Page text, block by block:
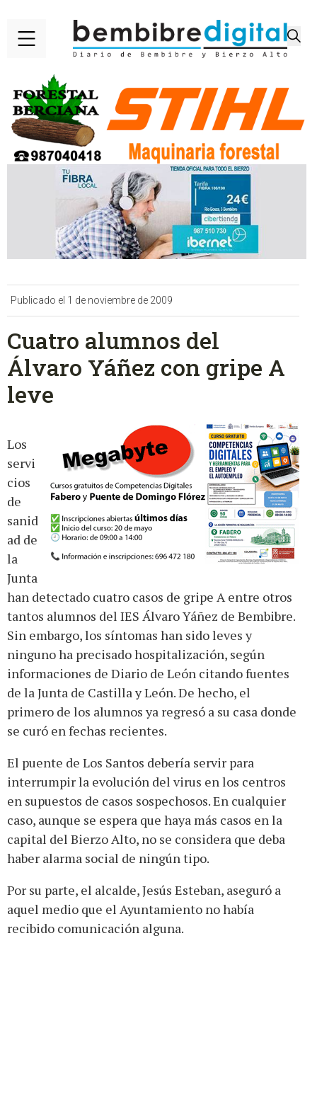
Publicado el 1 de noviembre de 2009
Cuatro alumnos del
Álvaro Yáñez con gripe A
leve
Los
servi
cios
de
sanid
ad de
la
Junta
han detectado cuatro casos de gripe A entre otros
tantos alumnos del IES Álvaro Yáñez de Bembibre.
Sin embargo, los síntomas han sido leves y
ninguno ha precisado hospitalización, según
informaciones de Diario de León citando fuentes
de la Junta de Castilla y León. De hecho, el
primero de los alumnos ya regresó a su casa donde
se curó en fechas recientes.
El puente de Los Santos debería servir para
interrumpir la evolución del virus en los centros
en supuestos de casos sospechosos. En cualquier
caso, aunque se espera que haya más casos en la
capital del Bierzo Alto, no se considera que deba
haber alarma social de ningún tipo.
Por su parte, el alcalde, Jesús Esteban, aseguró a
aquel medio que el Ayuntamiento no había
recibido comunicación alguna.